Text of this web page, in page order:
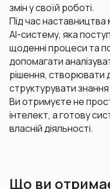
змін у своїй роботі.
Під час
AI-систему, яка
щоденні процеси та
допомагати
рішення, створювати
структурувати
Ви отримуєте не
інтелект, а готову
власній діяльності.
Що ви